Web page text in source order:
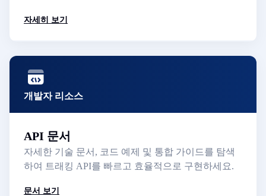
자세히 보기
개발자 리소스
API 문서
자세한 기술 문서, 코드 예제 및 통합 가이드를 탐색
하여 트래킹 API를 빠르고 효율적으로 구현하세요.
문서 보기